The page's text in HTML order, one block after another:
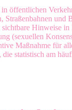
öffentlichen
Straßenbahnen und
sichtbare Hinweise
(sexuellen
Maßnahme für
die statistisch am